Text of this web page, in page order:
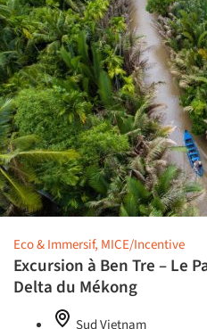
Eco & Immersif, MICE/Incentive
Excursion à Ben Tre – Le
Delta du Mékong
Sud Vietnam